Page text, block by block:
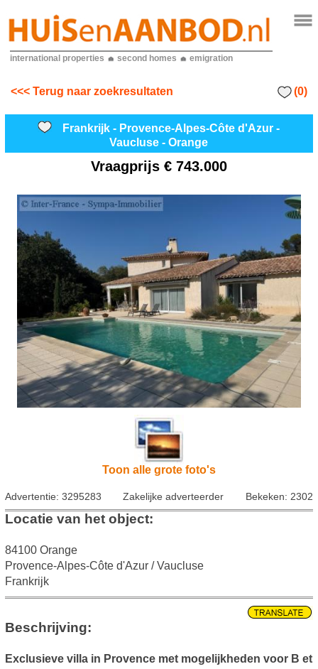
international properties second homes emigration
<<< Terug naar zoekresultaten (0)
Frankrijk - Provence-Alpes-Côte d'Azur -
Vaucluse - Orange
Vraagprijs € 743.000
Toon alle grote foto's
Advertentie: 3295283 Zakelijke adverteerder Bekeken: 2302
Locatie van het object:
84100 Orange
Provence-Alpes-Côte d'Azur / Vaucluse
Frankrijk
Beschrijving:
Exclusieve villa in Provence met mogelijkheden voor B et